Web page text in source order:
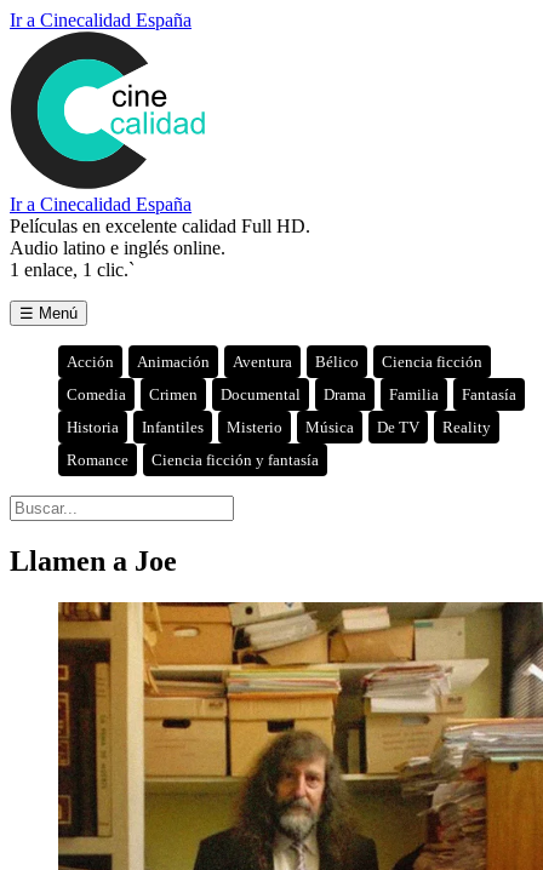
Ir a Cinecalidad España
Ir a Cinecalidad España
Películas en excelente calidad Full HD.
Audio latino e inglés online.
1 enlace, 1 clic.`
☰ Menú
Acción Animación Aventura Bélico
Ciencia ficción
Comedia
Crimen Documental Drama Familia
Fantasía
Historia
Infantiles Misterio Música De TV
Reality
Romance
Ciencia ficción y fantasía
Llamen a Joe